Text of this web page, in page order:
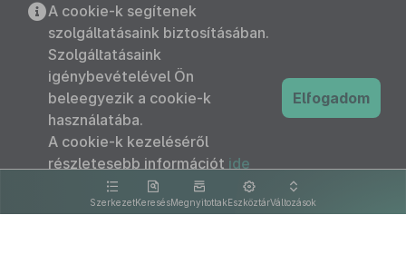
SzerkezetKeresésMegnyitottakEszköztárVáltozások
A cookie-k segítenek
szolgáltatásaink biztosításában.
Szolgáltatásaink
igénybevételével Ön
beleegyezik a cookie-k
használatába.
A cookie-k kezeléséről
részletesebb információt ide
kattintva olvashat.
Elfogadom